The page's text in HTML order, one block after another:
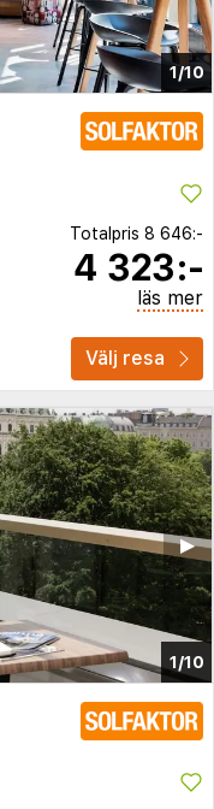
1/10
Totalpris 8 646:-
4 323:-
läs mer
Välj resa
1/10
▶︎